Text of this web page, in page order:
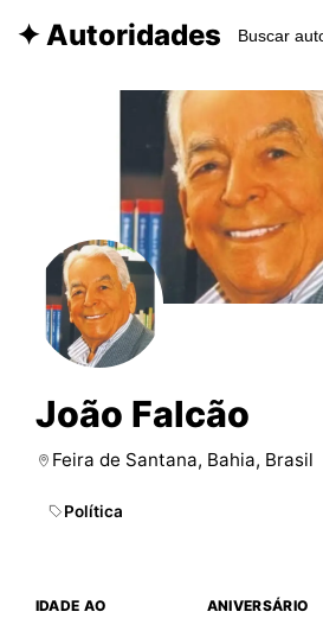
✦ Autoridades
João Falcão
Feira de Santana, Bahia, Brasil
Política
IDADE AO
ANIVERSÁRIO